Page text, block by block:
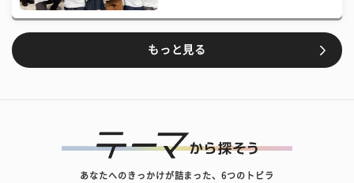
もっと見る
あなたへのきっかけが詰まった、6つのトビラ